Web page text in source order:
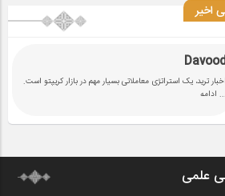
اخیر
اخبار ترید، یک استراتژی معاملاتی بسیار مهم در بازار کریپتو است.
... ادامه
علمی